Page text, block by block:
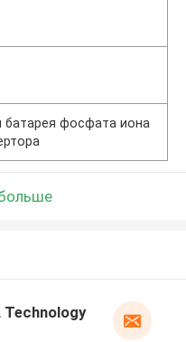
батарея фосфата иона
Technology